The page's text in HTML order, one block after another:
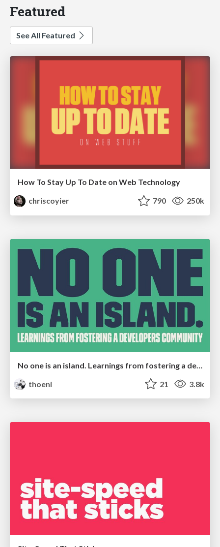
Featured
See All Featured
How To Stay Up To Date on Web Technology
chriscoyier
790 250k
thoeni
21 3.8k